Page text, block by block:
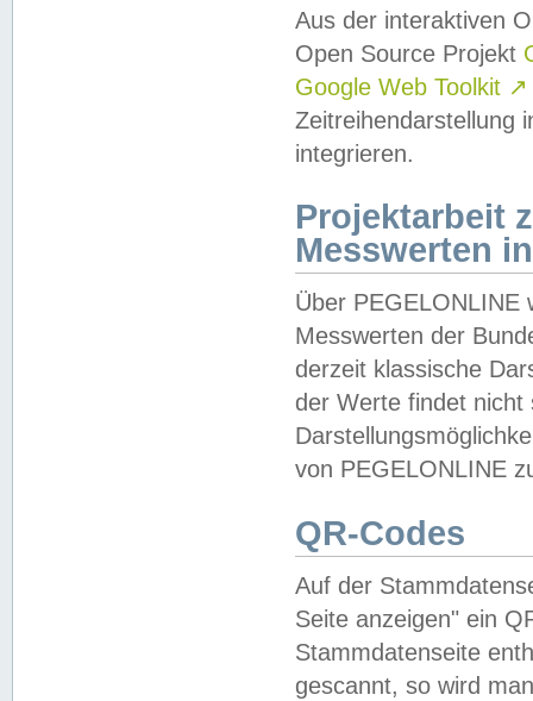
Aus der interaktiven
Open Source Projekt
Google Web Toolkit ↗
Zeitreihendarstellung
integrieren.
Projektarbeit
Messwerten
Über PEGELONLINE
Messwerten der
derzeit klassische
der Werte findet
von PEGELONLINE
QR-Codes
Auf der
Seite anzeigen" ein
Stammdatenseite
gescannt, so wird